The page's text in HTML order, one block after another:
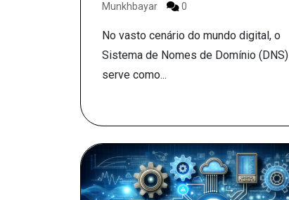
Munkhbayar
0
No vasto cenário do mundo digital, o
Sistema de Nomes de Domínio (DNS)
serve como...